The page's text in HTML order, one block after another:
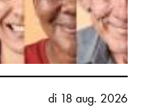
di 18 aug. 2026